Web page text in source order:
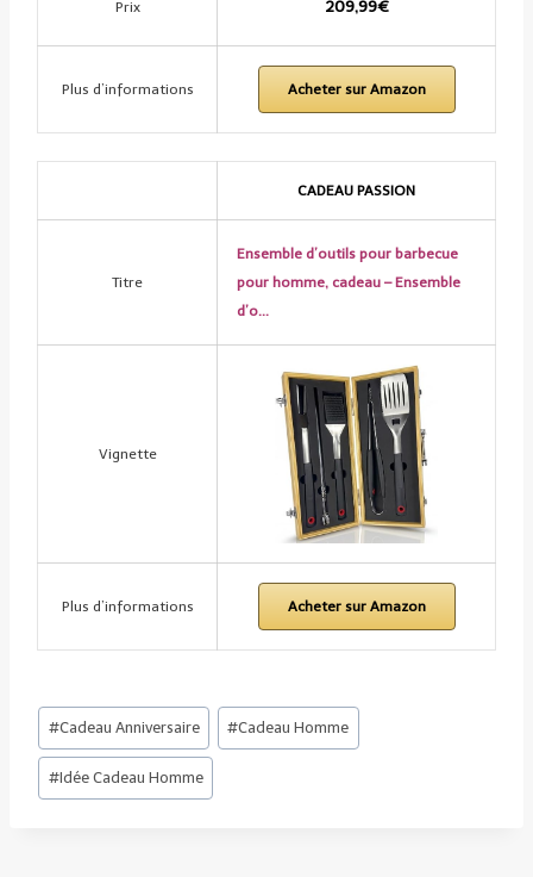
Prix 209,99€
Plus d’informations Acheter sur Amazon
CADEAU PASSION
Titre
Ensemble d’outils pour barbecue
pour homme, cadeau – Ensemble
d’o…
Vignette
Plus d’informations Acheter sur Amazon
Étiquettes
de
la
#Cadeau Anniversaire #Cadeau Homme
#Idée Cadeau Homme